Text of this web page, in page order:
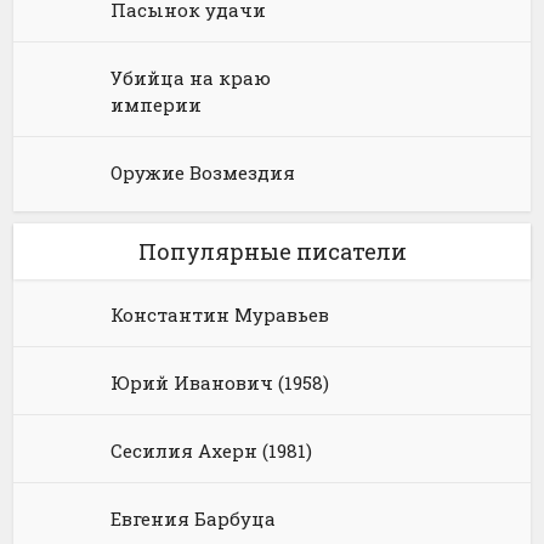
Пасынок удачи
Убийца на краю
империи
Оружие Возмездия
Популярные писатели
Константин Муравьев
Юрий Иванович (1958)
Сесилия Ахерн (1981)
Евгения Барбуца